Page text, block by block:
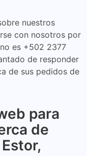
nuestros
con nosotros por
es +502 2377
de responder
de sus pedidos de
para
de